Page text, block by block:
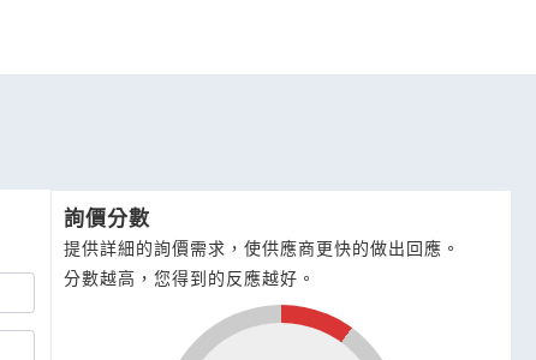
詢價分數
提供詳細的詢價需求，使供應商更快的做出回應。
分數越高，您得到的反應越好。